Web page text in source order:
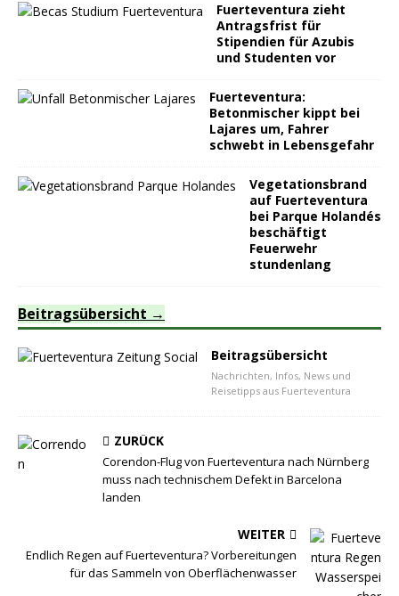
Fuerteventura zieht
Antragsfrist für
Stipendien für Azubis
und Studenten vor
Fuerteventura:
Betonmischer kippt bei
Lajares um, Fahrer
schwebt in Lebensgefahr
Vegetationsbrand
auf Fuerteventura
bei Parque Holandés
beschäftigt
Feuerwehr
stundenlang
Beitragsübersicht
Beitragsübersicht
Nachrichten, Infos, News und
Reisetipps aus Fuerteventura
ZURÜCK
Corendon-Flug von Fuerteventura nach Nürnberg
muss nach technischem Defekt in Barcelona
landen
WEITER
Endlich Regen auf Fuerteventura? Vorbereitungen
für das Sammeln von Oberflächenwasser